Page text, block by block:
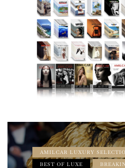
AMILCAR LUXURY
BEST OF LUXE